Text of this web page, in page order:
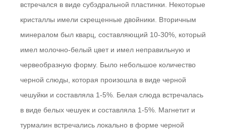
встречался в виде субэдральной пластинки. Некоторые
кристаллы имели скрещенные двойники. Вторичным
минералом был кварц, составляющий 10-30%, который
имел молочно-белый цвет и имел неправильную и
червеобразную форму. Было небольшое количество
черной слюды, которая произошла в виде черной
чешуйки и составляла 1-5%. Белая слюда встречалась
в виде белых чешуек и составляла 1-5%. Магнетит и
турмалин встречались локально в форме черной